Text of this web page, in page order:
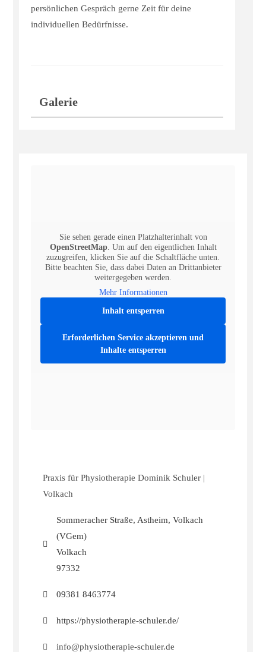
persönlichen Gespräch gerne Zeit für deine
individuellen Bedürfnisse.
Galerie
Sie sehen gerade einen Platzhalterinhalt von
OpenStreetMap. Um auf den eigentlichen Inhalt
zuzugreifen, klicken Sie auf die Schaltfläche unten.
Bitte beachten Sie, dass dabei Daten an Drittanbieter
weitergegeben werden.
Mehr Informationen
Inhalt entsperren
Erforderlichen Service akzeptieren und
Inhalte entsperren
Praxis für Physiotherapie Dominik Schuler |
Volkach
Sommeracher Straße, Astheim, Volkach
(VGem)
Volkach
97332
09381 8463774
https://physiotherapie-schuler.de/
info@physiotherapie-schuler.de